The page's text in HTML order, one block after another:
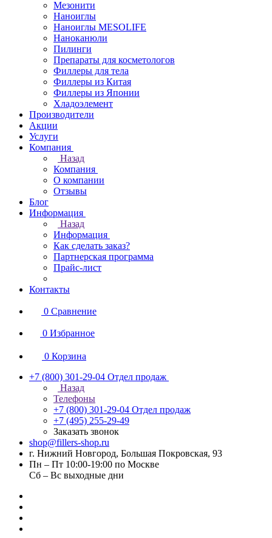
Мезонити
Наноиглы
Наноиглы MESOLIFE
Наноканюли
Пилинги
Препараты для косметологов
Филлеры для тела
Филлеры из Китая
Филлеры из Японии
Хладоэлемент
Производители
Акции
Услуги
Компания
Назад
Компания
О компании
Отзывы
Блог
Информация
Назад
Информация
Как сделать заказ?
Партнерская программа
Прайс-лист
Контакты
0 Сравнение
0 Избранное
0 Корзина
+7 (800) 301-29-04 Отдел продаж
Назад
Телефоны
+7 (800) 301-29-04 Отдел продаж
+7 (495) 255-29-49
Заказать звонок
shop@fillers-shop.ru
г. Нижний Новгород, Большая Покровская, 93
Пн – Пт 10:00-19:00 по Москве
Сб – Вс выходные дни